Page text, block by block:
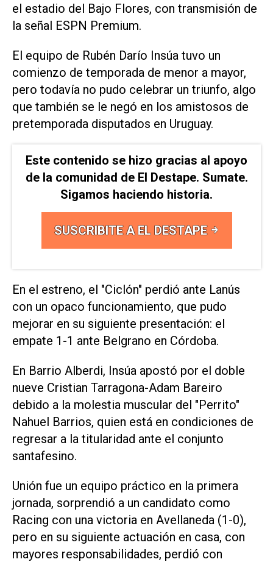
el estadio del Bajo Flores, con transmisión de
la señal ESPN Premium.
El equipo de Rubén Darío Insúa tuvo un
comienzo de temporada de menor a mayor,
pero todavía no pudo celebrar un triunfo, algo
que también se le negó en los amistosos de
pretemporada disputados en Uruguay.
Este contenido se hizo gracias al apoyo
de la comunidad de El Destape. Sumate.
Sigamos haciendo historia.
SUSCRIBITE A EL DESTAPE
En el estreno, el "Ciclón" perdió ante Lanús
con un opaco funcionamiento, que pudo
mejorar en su siguiente presentación: el
empate 1-1 ante Belgrano en Córdoba.
En Barrio Alberdi, Insúa apostó por el doble
nueve Cristian Tarragona-Adam Bareiro
debido a la molestia muscular del "Perrito"
Nahuel Barrios, quien está en condiciones de
regresar a la titularidad ante el conjunto
santafesino.
Unión fue un equipo práctico en la primera
jornada, sorprendió a un candidato como
Racing con una victoria en Avellaneda (1-0),
pero en su siguiente actuación en casa, con
mayores responsabilidades, perdió con